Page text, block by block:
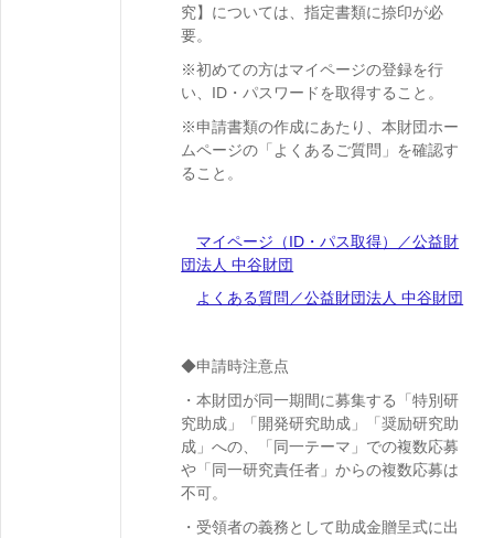
究】については、指定書類に捺印が必
要。
※初めての方はマイページの登録を行
い、ID・パスワードを取得すること。
※申請書類の作成にあたり、本財団ホー
ムページの「よくあるご質問」を確認す
ること。
マイページ（ID・パス取得）／公益財
団法人 中谷財団
よくある質問／公益財団法人 中谷財団
◆申請時注意点
・本財団が同一期間に募集する「特別研
究助成」「開発研究助成」「奨励研究助
成」への、「同一テーマ」での複数応募
や「同一研究責任者」からの複数応募は
不可。
・受領者の義務として助成金贈呈式に出